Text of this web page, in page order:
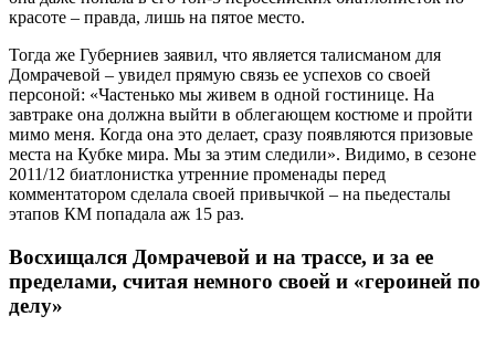
красоте – правда, лишь на пятое место.
Тогда же Губерниев заявил, что является талисманом для
Домрачевой – увидел прямую связь ее успехов со своей
персоной: «Частенько мы живем в одной гостинице. На
завтраке она должна выйти в облегающем костюме и пройти
мимо меня. Когда она это делает, сразу появляются призовые
места на Кубке мира. Мы за этим следили». Видимо, в сезоне
2011/12 биатлонистка утренние променады перед
комментатором сделала своей привычкой – на пьедесталы
этапов КМ попадала аж 15 раз.
Восхищался Домрачевой и на трассе, и за ее
пределами, считая немного своей и «героиней по
делу»